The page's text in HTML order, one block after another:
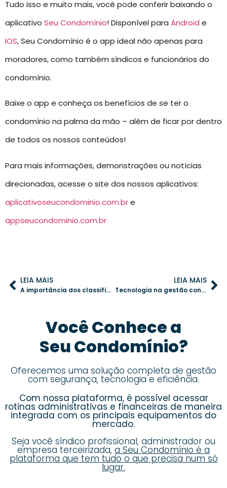
Tudo isso e muito mais, você pode conferir baixando o
aplicativo Seu Condomínio! Disponível para Android e
IOS, Seu Condomínio é o app ideal não apenas para
moradores, como também síndicos e funcionários do
condomínio.
Baixe o app e conheça os benefícios de se ter o
condomínio na palma da mão – além de ficar por dentro
de todos os nossos conteúdos!
Para mais informações, demonstrações ou notícias
direcionadas, acesse o site dos nossos aplicativos:
aplicativoseucondominio.com.bre
appseucondominio.com.br
LEIA MAIS
A importância dos classificados em condomínios para uma boa convivência
LEIA MAIS
Tecnologia na gestão condominial: como um aplicativo melhora a resolução de conflitos
Você Conhece a
Seu Condomínio?
Oferecemos uma solução completa de gestão
com segurança, tecnologia e eficiência.
Com nossa plataforma, é possível acessar
rotinas administrativas e financeiras de maneira
integrada com os principais equipamentos do
mercado.
Seja você síndico profissional, administrador ou
empresa terceirizada, a Seu Condomínio é a
plataforma que tem tudo o que precisa num só
lugar.